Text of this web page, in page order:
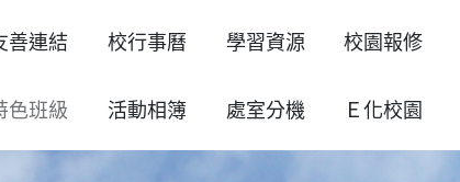
善連結 校行事曆 學習資源 校園報修
色班級 活動相簿 處室分機 Ｅ化校園